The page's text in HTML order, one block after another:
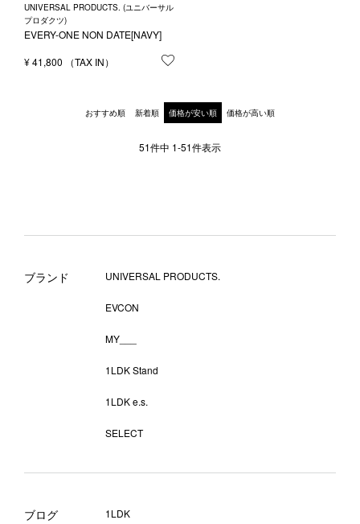
UNIVERSAL PRODUCTS. (ユニバーサル
プロダクツ)
EVERY-ONE NON DATE[NAVY]
¥41,800
おすすめ順 新着順 価格が安い順 価格が高い順
51件中 1-51件表示
ブランド UNIVERSAL PRODUCTS.
EVCON
MY___
1LDK Stand
1LDK e.s.
SELECT
ブログ 1LDK